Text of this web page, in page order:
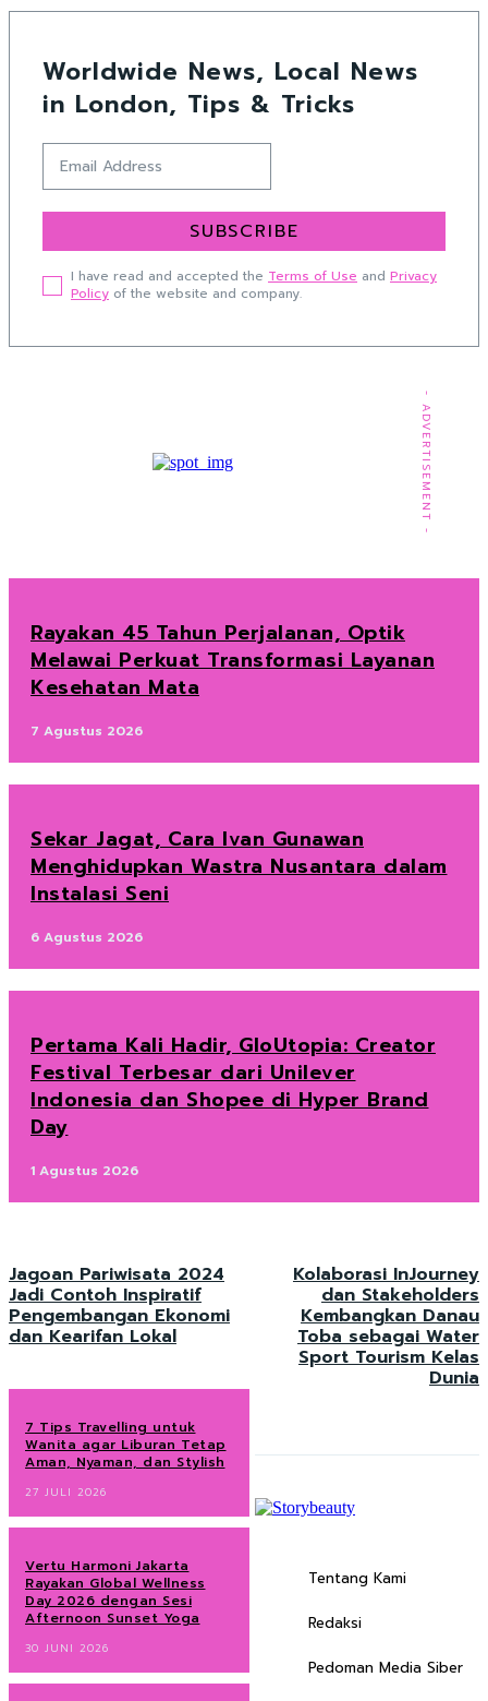
Worldwide News, Local News
in London, Tips & Tricks
SUBSCRIBE
I have read and accepted the Terms of Use and Privacy
Policy of the website and company.
- ADVERTISEMENT -
Rayakan 45 Tahun Perjalanan, Optik
Melawai Perkuat Transformasi Layanan
Kesehatan Mata
7 Agustus 2026
Sekar Jagat, Cara Ivan Gunawan
Menghidupkan Wastra Nusantara dalam
Instalasi Seni
6 Agustus 2026
Pertama Kali Hadir, GloUtopia: Creator
Festival Terbesar dari Unilever
Indonesia dan Shopee di Hyper Brand
Day
1 Agustus 2026
Jagoan Pariwisata 2024
Jadi Contoh Inspiratif
Pengembangan Ekonomi
dan Kearifan Lokal
Kolaborasi InJourney
dan Stakeholders
Kembangkan Danau
Toba sebagai Water
Sport Tourism Kelas
Dunia
7 Tips Travelling untuk
Wanita agar Liburan Tetap
Aman, Nyaman, dan Stylish
27 JULI 2026
Vertu Harmoni Jakarta
Rayakan Global Wellness
Day 2026 dengan Sesi
Afternoon Sunset Yoga
30 JUNI 2026
Tentang Kami
Redaksi
Pedoman Media Siber